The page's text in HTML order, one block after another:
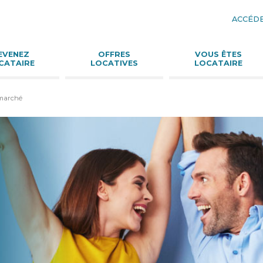
Aller
OFFRES
LOCATIVES
VOUS ÊTES
LOCATAIRE